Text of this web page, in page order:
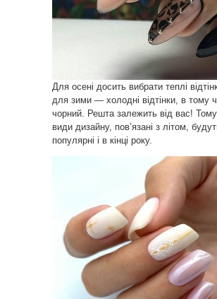
Для осені досить вибрати теплі
для зими — холодні відтінки, в тому
чорний. Решта залежить від вас! Тому
види дизайну, пов’язані з літом,
популярні і в кінці року.